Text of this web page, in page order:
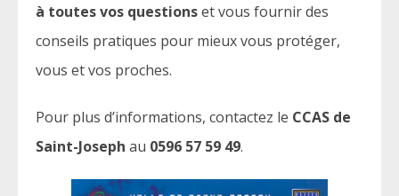
à toutes vos questionset vous fournir des
conseils pratiques pour mieux vous protéger,
vous et vos proches.
Pour plus d’informations, contactez le CCAS de
Saint-Joseph au 0596 57 59 49.